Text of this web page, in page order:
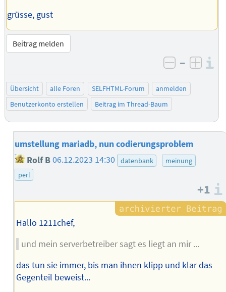
grüsse, gust
Beitrag melden
negativ
–
Übersicht alle Foren SELFHTML-Forum
anmelden
Benutzerkonto erstellen
Beitrag im Thread-Baum
umstellung mariadb, nun codierungsproblem
Rolf B06.12.2023 14:30 datenbank
meinung
perl
+1
Hallo 1211chef,
und mein serverbetreiber sagt es liegt an mir ...
das tun sie immer, bis man ihnen klipp und klar das
Gegenteil beweist...